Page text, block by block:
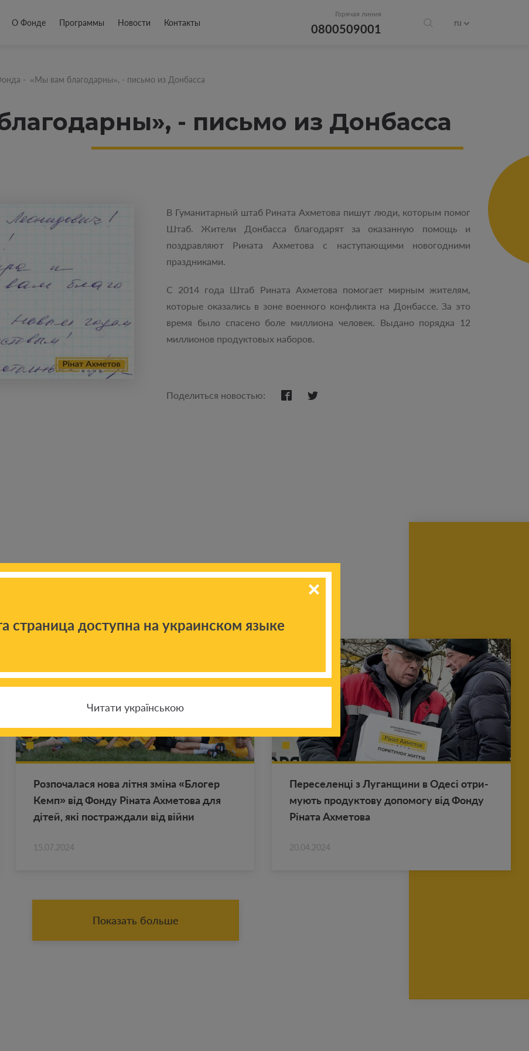
О Фонде Программы Новости Контакты
Горячая линия
0800509001 ru
- «Мы вам благодарны», - письмо из Донбасса
- письмо из Донбасса
В Гуманитарный штаб Рината Ахметова пишут люди, которым помог
Штаб. Жители Донбасса благодарят за оказанную помощь и
поздравляют Рината Ахметова с наступающими новогодними
праздниками.
С 2014 года Штаб Рината Ахметова помогает мирным жителям,
которые оказались в зоне военного конфликта на Донбассе. За это
время было спасено боле миллиона человек. Выдано порядка 12
миллионов продуктовых наборов.
Поделиться новостью:
Роз­по­ча­ла­ся нова літня зміна «Бло­гер
Кемп» від Фонду Ріната Ах­ме­то­ва для
дітей, які по­ст­раж­да­ли від війни
15.07.2024
Пе­ре­се­ленці з Лу­ган­щи­ни в Одесі от­ри­
му­ють про­дук­то­ву до­по­мо­гу від Фонду
Ріната Ах­ме­то­ва
20.04.2024
Показать больше
страница доступна на украинском языке
Читати українською